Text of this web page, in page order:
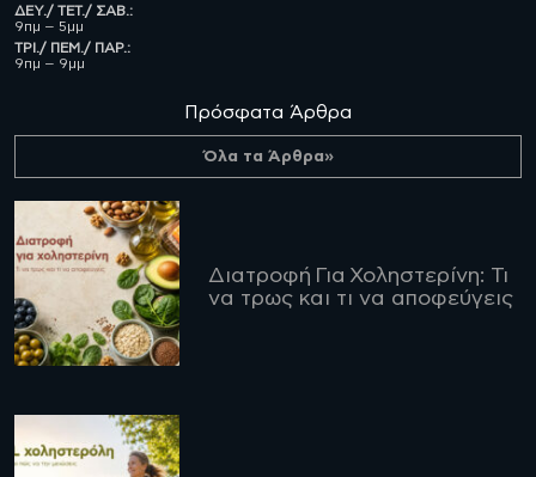
ΔΕΥ./ ΤΕΤ./ ΣΑΒ.:
9πμ – 5μμ
ΤΡΙ./ ΠΕΜ./ ΠΑΡ.:
9πμ – 9μμ
Πρόσφατα Άρθρα
Όλα τα Άρθρα»
Διατροφή Για Χοληστερίνη: Τι
να τρως και τι να αποφεύγεις